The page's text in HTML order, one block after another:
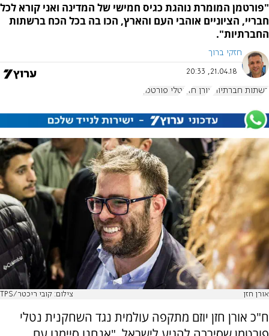
"פורטמן המומרת נוהגת כגיס חמישי של המדינה ואני קורא לכל
חבריי, הציוניים אוהבי העם והארץ, הכו בה בכל הכח ברשתות
החברתיות".
חזקי ברוך
21.04.18, 20:33
רשתות חברתיות אורן חזן נטלי פורטמן
אורן חזן צילום: קובי ריכטר/TPS
ח"כ אורן חזן יוזם מתקפה עולמית נגד השחקנית נטלי